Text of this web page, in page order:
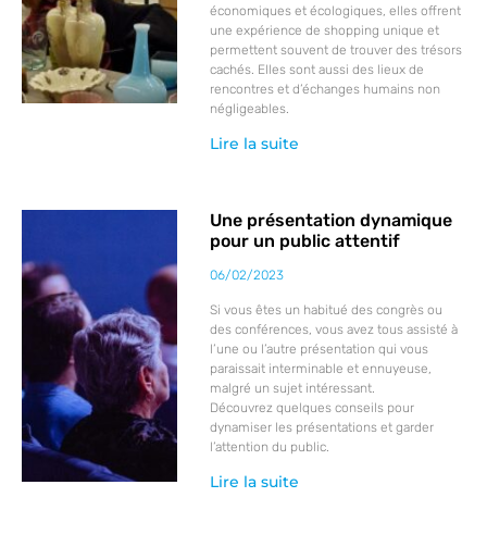
économiques et écologiques, elles offrent
une expérience de shopping unique et
permettent souvent de trouver des trésors
cachés. Elles sont aussi des lieux de
rencontres et d’échanges humains non
négligeables.
Lire la suite
Une présentation dynamique
pour un public attentif
06/02/2023
Si vous êtes un habitué des congrès ou
des conférences, vous avez tous assisté à
l’une ou l’autre présentation qui vous
paraissait interminable et ennuyeuse,
malgré un sujet intéressant.
Découvrez quelques conseils pour
dynamiser les présentations et garder
l’attention du public.
Lire la suite